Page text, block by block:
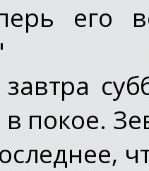
его
в покое.